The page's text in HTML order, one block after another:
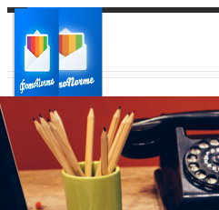
Ваш город:
Ваш регион доставки